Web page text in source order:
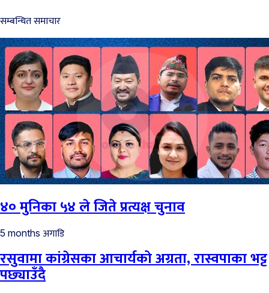
सम्बन्धित समाचार
४० मुनिका ५४ ले जिते प्रत्यक्ष चुनाव
5 months अगाडि
रसुवामा कांग्रेसका आचार्यको अग्रता, रास्वपाका भट्ट
पछ्याउँदै